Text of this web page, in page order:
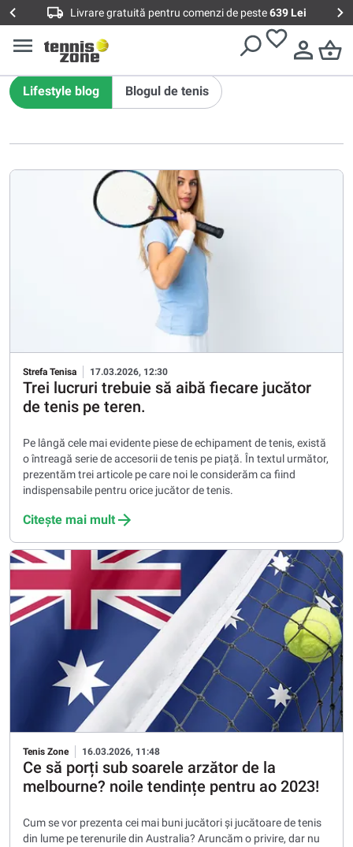
Livrare gratuită pentru comenzi de peste639 Lei
BLOG LIFESTYLOWY
Lifestyle blog Blogul de tenis
Strefa Tenisa 17.03.2026, 12:30
Trei lucruri trebuie să aibă fiecare jucător
de tenis pe teren.
Pe lângă cele mai evidente piese de echipament de tenis, există
o întreagă serie de accesorii de tenis pe piață. În textul următor,
prezentăm trei articole pe care noi le considerăm ca fiind
indispensabile pentru orice jucător de tenis.
Citește mai mult
Tenis Zone 16.03.2026, 11:48
Ce să porți sub soarele arzător de la
melbourne? noile tendințe pentru ao 2023!
Cum se vor prezenta cei mai buni jucători și jucătoare de tenis
din lume pe terenurile din Australia? Aruncăm o privire, dar nu